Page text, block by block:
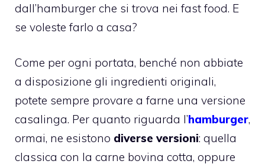
dall’hamburger che si trova nei fast food. E
se voleste farlo a casa?
Come per ogni portata, benché non abbiate
a disposizione gli ingredienti originali,
potete sempre provare a farne una versione
casalinga. Per quanto riguarda l’hamburger,
ormai, ne esistono diverse versioni: quella
classica con la carne bovina cotta, oppure